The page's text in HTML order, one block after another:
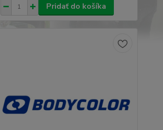
Pridať do košíka